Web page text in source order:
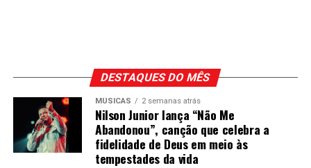
DESTAQUES DO MÊS
MÚSICAS 2 semanas atrás
Nilson Junior lança “Não Me
Abandonou”, canção que celebra a
fidelidade de Deus em meio às
tempestades da vida